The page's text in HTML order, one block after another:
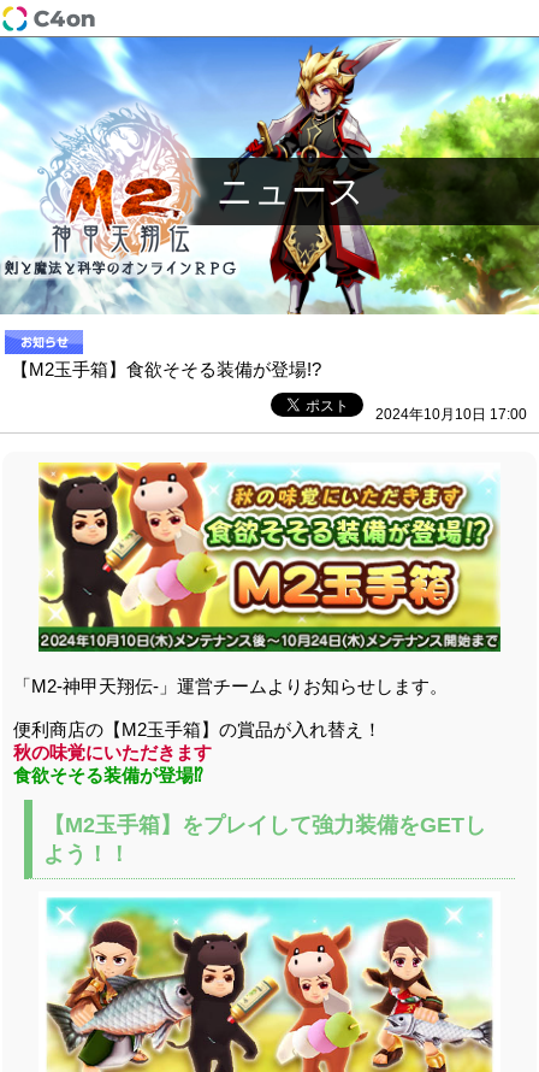
ニュース
【M2玉手箱】食欲そそる装備が登場!?
2024年10月10日 17:00
「M2-神甲天翔伝-」運営チームよりお知らせします。
便利商店の【M2玉手箱】の賞品が入れ替え！
秋の味覚にいただきます
食欲そそる装備が登場⁉
【M2玉手箱】をプレイして強力装備をGETし
よう！！